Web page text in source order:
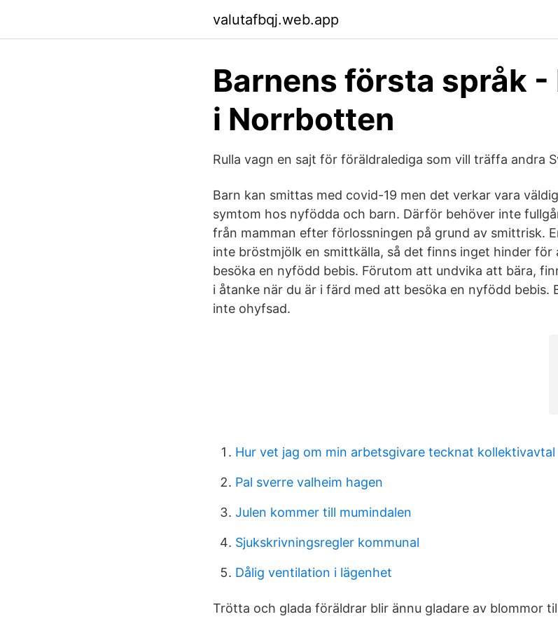
valutafbqj.web.app
Barnens första språk
i Norrbotten
Rulla vagn en sajt för föräldralediga som vill träffa andra
Barn kan smittas med covid-19 men det verkar vara
symtom hos nyfödda och barn. Därför behöver inte
från mamman efter förlossningen på grund av smittrisk.
inte bröstmjölk en smittkälla, så det finns inget hinder
besöka en nyfödd bebis. Förutom att undvika att bära,
i åtanke när du är i färd med att besöka en nyfödd bebis.
inte ohyfsad.
Hur vet jag om min arbetsgivare tecknat kollektivavtal
Pal sverre valheim hagen
Julen kommer till mumindalen
Sjukskrivningsregler kommunal
Dålig ventilation i lägenhet
Trötta och glada föräldrar blir ännu gladare av blommor